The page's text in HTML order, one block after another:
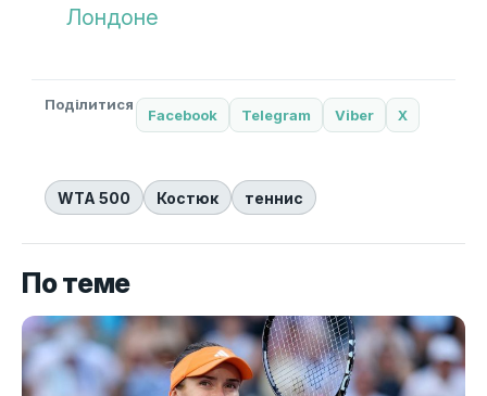
Лондоне
Поділитися
Facebook Telegram Viber X
WTA 500 Костюк теннис
По теме